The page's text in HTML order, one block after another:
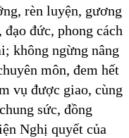
rèn luyện, gương
đức, phong cách
không ngừng nâng
môn, đem hết
vụ được giao, cùng
sức, đồng
Nghị quyết của